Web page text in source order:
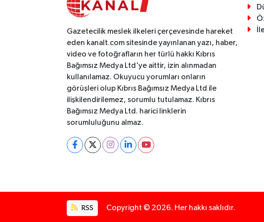
Gazetecilik meslek ilkeleri çerçevesinde hareket
eden kanalt.com sitesinde yayınlanan yazı, haber,
video ve fotoğrafların her türlü hakkı Kıbrıs
Bağımsız Medya Ltd'ye aittir, izin alınmadan
kullanılamaz. Okuyucu yorumları onların
görüşleri olup Kıbrıs Bağımsız Medya Ltd ile
ilişkilendirilemez, sorumlu tutulamaz. Kıbrıs
Bağımsız Medya Ltd. harici linklerin
sorumluluğunu almaz.
RSS Copyright © 2026. Her hakkı saklıdır.